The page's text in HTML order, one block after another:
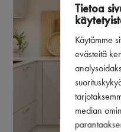
Tietoa
Käytämme
evästeitä
median